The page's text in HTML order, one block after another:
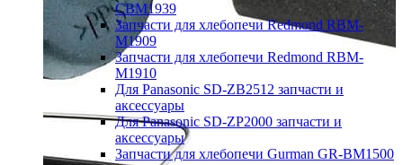
CBM1939
Запчасти для хлебопечи Redmond RBM-
M1909
Запчасти для хлебопечи Redmond RBM-
M1910
Для Panasonic SD-ZB2512 запчасти и
аксессуары
Для Panasonic SD-ZP2000 запчасти и
аксессуары
Запчасти для хлебопечи Gurman GR-BM1500